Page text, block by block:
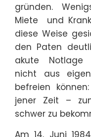
gründen.
Miete und
diese Weise
den Paten
akute Notlage
nicht aus
befreien
jener Zeit –
schwer zu
Am 14. Juni